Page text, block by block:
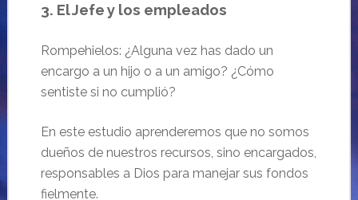
3. El Jefe y los empleados
Rompehielos: ¿Alguna vez has dado un
encargo a un hijo o a un amigo? ¿Cómo
sentiste si no cumplió?
En este estudio aprenderemos que no somos
dueños de nuestros recursos, sino encargados,
responsables a Dios para manejar sus fondos
fielmente.